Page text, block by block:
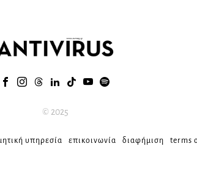
© 2025
υπηρεσία επικοινωνία διαφήμιση terms